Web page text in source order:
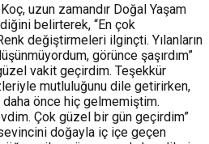
uzun zamandır Doğal Yaşam
belirterek, “En çok
değiştirmeleri ilginçti. Yılanların
görünce şaşırdım”
vakit geçirdim. Teşekkür
mutluluğunu dile getirirken,
önce hiç gelmemiştim.
Çok güzel bir gün geçirdim”
doğayla iç içe geçen